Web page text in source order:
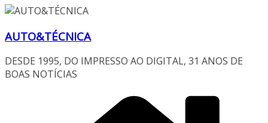
AUTO&TÉCNICA
DESDE 1995, DO IMPRESSO AO DIGITAL, 31 ANOS DE
BOAS NOTÍCIAS